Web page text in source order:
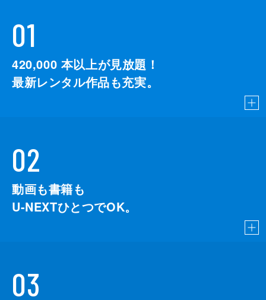
01
420,000 本以上が見放題！
最新レンタル作品も充実。
02
動画も書籍も
U-NEXTひとつでOK。
03